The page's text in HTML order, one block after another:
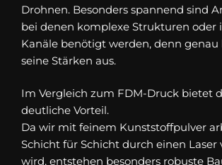
Drohnen. Besonders spannend sind
bei denen komplexe Strukturen oder
Kanäle benötigt werden, denn genau
seine Stärken aus.
Im Vergleich zum FDM-Druck bietet
deutliche Vorteil.
Da wir mit feinem Kunststoffpulver
Schicht für Schicht durch einen Laser
wird, entstehen besonders robuste